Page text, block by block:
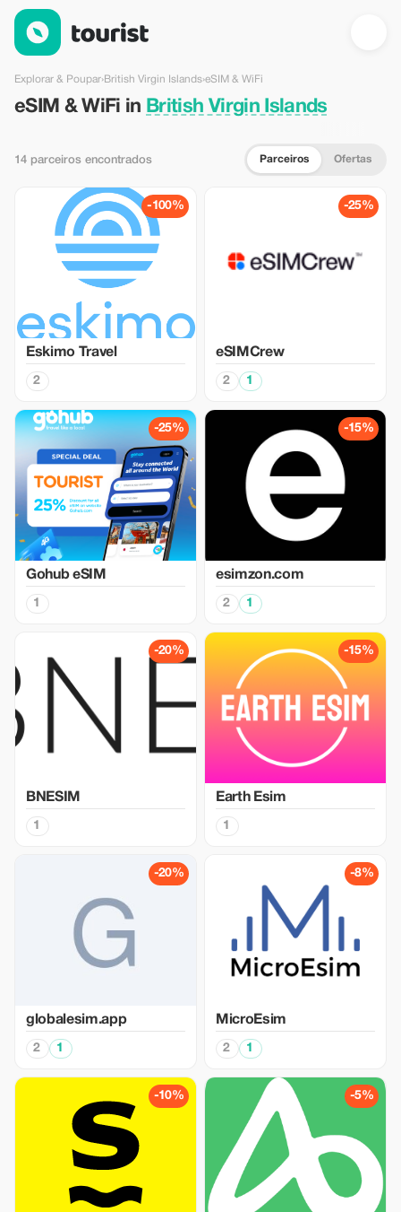
eSIM & WiFi em British Virgin Islands — Tourist
Explorar & Poupar›British Virgin Islands›eSIM & WiFi
eSIM & WiFi in British Virgin Islands
14 parceiros encontrados Parceiros Ofertas
-100%
Eskimo Travel
2
-25%
eSIMCrew
2 1
-25%
Gohub eSIM
1
-15%
esimzon.com
2 1
-20%
BNESIM
1
-15%
Earth Esim
1
-20%
globalesim.app
2 1
-8%
MicroEsim
2 1
-10% -5%